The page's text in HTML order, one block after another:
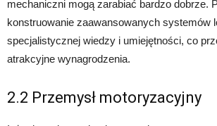
mechaniczni mogą zarabiać bardzo dobrze.
konstruowanie zaawansowanych systemów
specjalistycznej wiedzy i umiejętności, co
atrakcyjne wynagrodzenia.
2.2 Przemysł motoryzacyjny